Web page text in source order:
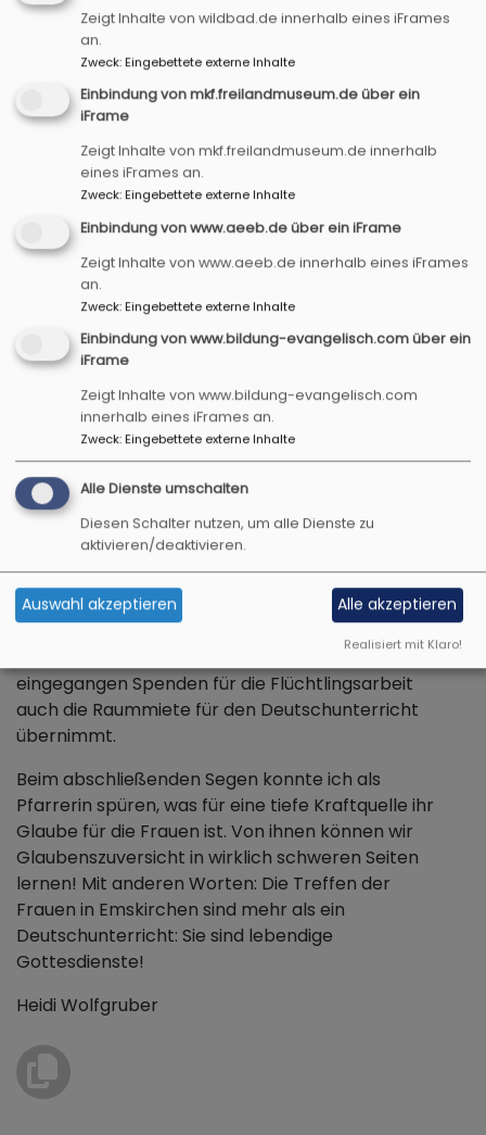
Doch schnell wurde deutlich, dass es sich bei
diesem Deutschkurs um mehr als einen
Sprachkurs handelt. Katharina Werner ist mit
dem Herzen bei jeder einzelnen Frau mit dabei,
kennt die besonderen Herausforderungen in den
Familien aufgrund der Kriegssituation in der
Ukraine und dem Getrenntsein von den Männern.
Sie versucht die Frauen mit ihrem Angebot
zusammenzubringen, damit sie ihre Zeit nicht nur
zuhause verbringen, wo schnell die Traurigkeit
um sich greift. Es geht um einen Austausch nicht
nur bezüglich der Sprache, sondern auch um das,
was auf dem Herzen liegt. Dafür ist viel Zeit beim
gemeinsamen Kaffeetrinken in der Pause
Geplant haben wir gemeinsam einen Ausflug
nach Mettelaurach am 8. Juli, wo am Nachmittag
eine Gartentour von Frau Güllich angeboten wird.
Vorher wollen wir gemeinsam die Trauung in der
Kirche besuchen. Außerdem soll es noch im
Sommer statt eines Unterrichtsvormittags eine
Exkursion ins Freilandmuseum geben. Dafür
wollen die Frauen den Bus der Marktgemeinde
nutzen; die Kosten dafür trägt die evang.
Kirchengemeinde Emskirchen, da von den
eingegangen Spenden für die Flüchtlingsarbeit
auch die Raummiete für den Deutschunterricht
übernimmt.
Beim abschließenden Segen konnte ich als
Pfarrerin spüren, was für eine tiefe Kraftquelle ihr
Glaube für die Frauen ist. Von ihnen können wir
Glaubenszuversicht in wirklich schweren Seiten
lernen! Mit anderen Worten: Die Treffen der
Frauen in Emskirchen sind mehr als ein
Deutschunterricht: Sie sind lebendige
Gottesdienste!
Heidi Wolfgruber
Zeigt Inhalte von wildbad.de innerhalb eines iFrames
an.
Zweck:Eingebettete externe Inhalte
Einbindung von mkf.freilandmuseum.de über ein
iFrame
Zeigt Inhalte von mkf.freilandmuseum.de innerhalb
eines iFrames an.
Zweck:Eingebettete externe Inhalte
Einbindung von www.aeeb.de über ein iFrame
Zeigt Inhalte von www.aeeb.de innerhalb eines iFrames
an.
Zweck:Eingebettete externe Inhalte
Einbindung von www.bildung-evangelisch.com über ein
iFrame
Zeigt Inhalte von www.bildung-evangelisch.com
innerhalb eines iFrames an.
Zweck:Eingebettete externe Inhalte
Alle Dienste umschalten
Diesen Schalter nutzen, um alle Dienste zu
aktivieren/deaktivieren.
Auswahl akzeptieren Alle akzeptieren
Realisiert mit Klaro!